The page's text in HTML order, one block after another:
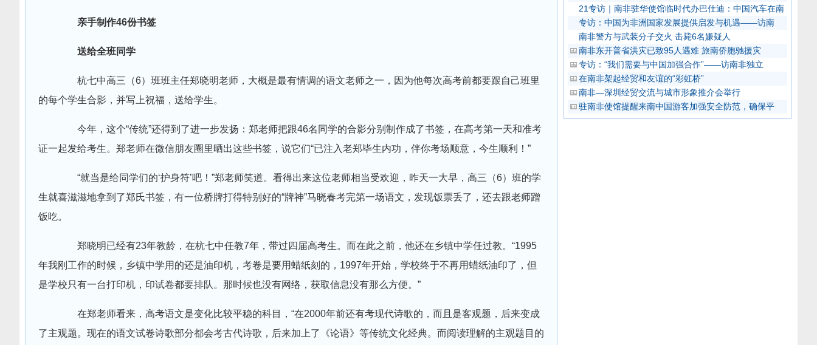
亲手制作46份书签
送给全班同学
杭七中高三（6）班班主任郑晓明老师，大概是最有情调的语文老师之一，因为他每次高考前都要跟自己班里
的每个学生合影，并写上祝福，送给学生。
今年，这个“传统”还得到了进一步发扬：郑老师把跟46名同学的合影分别制作成了书签，在高考第一天和准考
证一起发给考生。郑老师在微信朋友圈里晒出这些书签，说它们“已注入老郑毕生内功，伴你考场顺意，今生顺利！”
“就当是给同学们的‘护身符’吧！”郑老师笑道。看得出来这位老师相当受欢迎，昨天一大早，高三（6）班的学
生就喜滋滋地拿到了郑氏书签，有一位桥牌打得特别好的“牌神”马晓春考完第一场语文，发现饭票丢了，还去跟老师蹭
饭吃。
郑晓明已经有23年教龄，在杭七中任教7年，带过四届高考生。而在此之前，他还在乡镇中学任过教。“1995
年我刚工作的时候，乡镇中学用的还是油印机，考卷是要用蜡纸刻的，1997年开始，学校终于不再用蜡纸油印了，但
是学校只有一台打印机，印试卷都要排队。那时候也没有网络，获取信息没有那么方便。”
在郑老师看来，高考语文是变化比较平稳的科目，“在2000年前还有考现代诗歌的，而且是客观题，后来变成
了主观题。现在的语文试卷诗歌部分都会考古代诗歌，后来加上了《论语》等传统文化经典。而阅读理解的主观题目的
21专访｜南非驻华使馆临时代办巴仕迪：中国汽车在南
专访：中国为非洲国家发展提供启发与机遇——访南
南非警方与武装分子交火 击毙6名嫌疑人
南非东开普省洪灾已致95人遇难 旅南侨胞驰援灾
专访：“我们需要与中国加强合作”——访南非独立
在南非架起经贸和友谊的“彩虹桥”
南非—深圳经贸交流与城市形象推介会举行
驻南非使馆提醒来南中国游客加强安全防范，确保平